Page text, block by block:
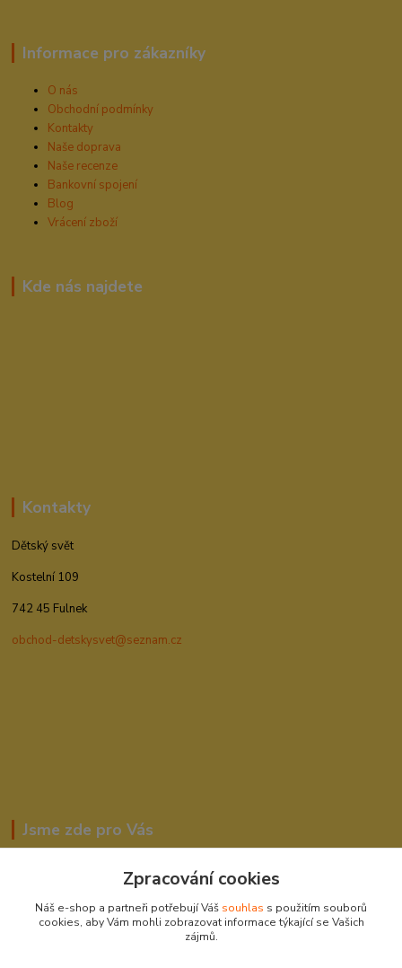
Informace pro zákazníky
O nás
Obchodní podmínky
Kontakty
Naše doprava
Naše recenze
Bankovní spojení
Blog
Vrácení zboží
Kde nás najdete
Kontakty
Dětský svět
Kostelní 109
742 45 Fulnek
obchod-detskysvet@seznam.cz
Jsme zde pro Vás
604278943
Zpracování cookies
Náš e-shop a partneři potřebují Váš souhlas s použitím souborů
cookies, aby Vám mohli zobrazovat informace týkající se Vašich
zájmů.